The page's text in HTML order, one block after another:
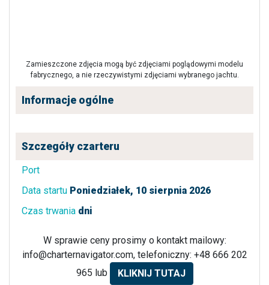
Zamieszczone zdjęcia mogą być zdjęciami poglądowymi modelu
fabrycznego, a nie rzeczywistymi zdjęciami wybranego jachtu.
Informacje ogólne
Szczegóły czarteru
Port
Data startu Poniedziałek, 10 sierpnia 2026
Czas trwania dni
W sprawie ceny prosimy o kontakt mailowy:
info@charternavigator.com, telefoniczny: +48 666 202
965 lub
KLIKNIJ TUTAJ